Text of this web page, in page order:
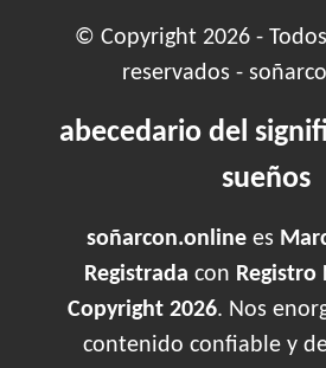
© Copyright 2026 -
reservados -
abecedario del
sueños
soñarcon.onlinees
Registrada con Registro
Copyright 2026. Nos
contenido confiable y